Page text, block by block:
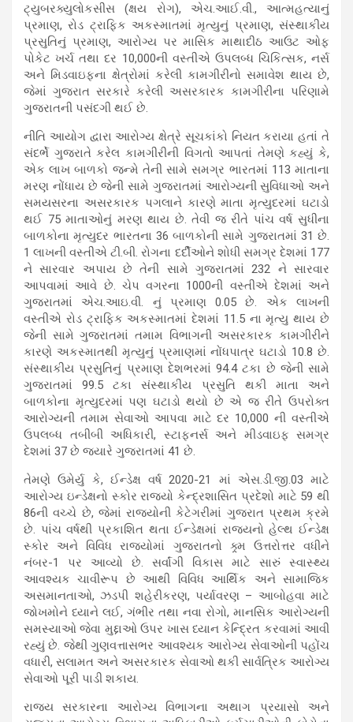
ટ્યુબરક્યુલોકસીસ (ક્ષય રોગ), એચ.આઈ.વી., આત્મહત્યાનું
પ્રમાણ, રોડ ટ્રાફિક અકસ્માતમાં મૃત્યુનું પ્રમાણ, સંસ્થાકીય
પ્રસુતિનું પ્રમાણ, આરોગ્ય પર માસિક માથાદીઠ આઉટ ઓફ
પોકેટ ખર્ચ તથા દર 10,000ની વસ્તીએ ઉપલબ્ધ ચિકિત્સક, નર્સ
અને મિડવાઇફના ક્ષેત્રોમાં કરેલી કામગીરીનો સમાવેશ થાય છે,
જેમાં ગુજરાત સરકારે કરેલી અસરકારક કામગીરીના પરિણામે
ગુજરાતની પસંદગી થઈ છે.
નીતિ આયોગ દ્વારા આરોગ્ય ક્ષેત્રે સૂચકાંકો નિયત કરાયા હતાં તે
સંદર્ભે ગુજરાતે કરેલ કામગીરીની વિગતો આપતાં તેમણે કહ્યું કે,
એક લાખ બાળકો જન્મે તેની સામે સમગ્ર ભારતમાં 113 માતાના
મરણ નોંધાય છે જેની સામે ગુજરાતમાં આરોગ્યની સુવિધાઓ અને
સમયસરના અસરકારક પગલાને કારણે માતા મૃત્યુદરમાં ઘટાડો
થઈ 75 માતાઓનું મરણ થાય છે. તેવી જ રીતે પાંચ વર્ષ સુધીના
બાળકોના મૃત્યુદર ભારતના 36 બાળકોની સામે ગુજરાતમાં 31 છે.
1 લાખની વસ્તીએ ટી.બી. રોગના દર્દીઓને શોધી સમગ્ર દેશમાં 177
ને સારવાર અપાય છે તેની સામે ગુજરાતમાં 232 ને સારવાર
આપવામાં આવે છે. ચેપ વગરના 1000ની વસ્તીએ દેશમાં અને
ગુજરાતમાં એચ.આઇ.વી. નું પ્રમાણ 0.05 છે. એક લાખની
વસ્તીએ રોડ ટ્રાફિક અકસ્માતમાં દેશમાં 11.5 ના મૃત્યુ થાય છે
જેની સામે ગુજરાતમાં તમામ વિભાગની અસરકારક કામગીરીને
કારણે અકસ્માતથી મૃત્યુનું પ્રમાણમાં નોંધપાત્ર ઘટાડો 10.8 છે.
સંસ્થાકીય પ્રસુતિનું પ્રમાણ દેશભરમાં 94.4 ટકા છે જેની સામે
ગુજરાતમાં 99.5 ટકા સંસ્થાકીય પ્રસુતિ થકી માતા અને
બાળકોના મૃત્યુદરમાં પણ ઘટાડો થયો છે એ જ રીતે ઉપરોક્ત
આરોગ્યની તમામ સેવાઓ આપવા માટે દર 10,000 ની વસ્તીએ
ઉપલબ્ધ તબીબી અધિકારી, સ્ટાફનર્સ અને મીડવાઇફ સમગ્ર
દેશમાં 37 છે જ્યારે ગુજરાતમાં 41 છે.
તેમણે ઉમેર્યુ કે, ઈન્ડેક્ષ વર્ષ 2020-21 માં એસ.ડી.જી.03 માટે
આરોગ્ય ઇન્ડેક્ષનો સ્કોર રાજ્યો કેન્દ્રશાસિત પ્રદેશો માટે 59 થી
86ની વચ્ચે છે, જેમાં રાજ્યોની કેટેગરીમાં ગુજરાત પ્રથમ ક્રમે
છે. પાંચ વર્ષથી પ્રકાશિત થતા ઈન્ડેક્ષમાં રાજ્યનો હેલ્થ ઈન્ડેક્ષ
સ્કોર અને વિવિધ રાજ્યોમાં ગુજરાતનો ક્ર્મ ઉત્તરોત્તર વધીને
નંબર-1 પર આવ્યો છે. સર્વાંગી વિકાસ માટે સારું સ્વાસ્થ્ય
આવશ્યક ચાવીરૂપ છે આથી વિવિધ આર્થિક અને સામાજિક
અસમાનતાઓ, ઝડપી શહેરીકરણ, પર્યાવરણ – આબોહવા માટે
જોખમોને ધ્યાને લઈ, ગંભીર તથા નવા રોગો, માનસિક આરોગ્યની
સમસ્યાઓ જેવા મુદ્દાઓ ઉપર ખાસ ધ્યાન કેન્દ્રિત કરવામાં આવી
રહ્યું છે. જેથી ગુણવત્તાસભર આવશ્યક આરોગ્ય સેવાઓની પહોંચ
વધારી, સલામત અને અસરકારક સેવાઓ થકી સાર્વત્રિક આરોગ્ય
સેવાઓ પૂરી પાડી શકાય.
રાજ્ય સરકારના આરોગ્ય વિભાગના અથાગ પ્રયાસો અને